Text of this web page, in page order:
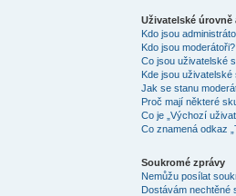
Uživatelské úrovně
Kdo jsou
Kdo jsou moderátoři?
Co jsou uživatelské
Kde jsou
Jak se stanu
Proč mají některé
Co je „Výchozí
Co znamená odkaz
Soukromé zprávy
Nemůžu posílat
Dostávám nechtěné